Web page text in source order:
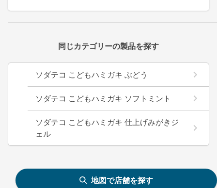
同じカテゴリーの製品を探す
ソダテコ こどもハミガキ ぶどう
ソダテコ こどもハミガキ ソフトミント
ソダテコ こどもハミガキ 仕上げみがきジ
ェル
地図で店舗を探す